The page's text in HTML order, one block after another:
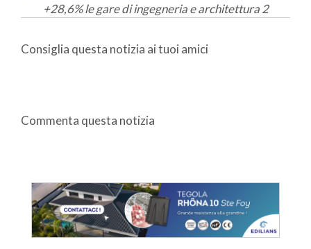
+28,6% le gare di ingegneria e architettura 2
Consiglia questa notizia ai tuoi amici
Commenta questa notizia